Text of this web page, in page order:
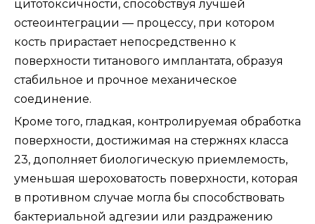
цитотоксичности, способствуя лучшей
остеоинтеграции — процессу, при котором
кость прирастает непосредственно к
поверхности титанового имплантата, образуя
стабильное и прочное механическое
соединение.
Кроме того, гладкая, контролируемая обработка
поверхности, достижимая на стержнях класса
23, дополняет биологическую приемлемость,
уменьшая шероховатость поверхности, которая
в противном случае могла бы способствовать
бактериальной адгезии или раздражению